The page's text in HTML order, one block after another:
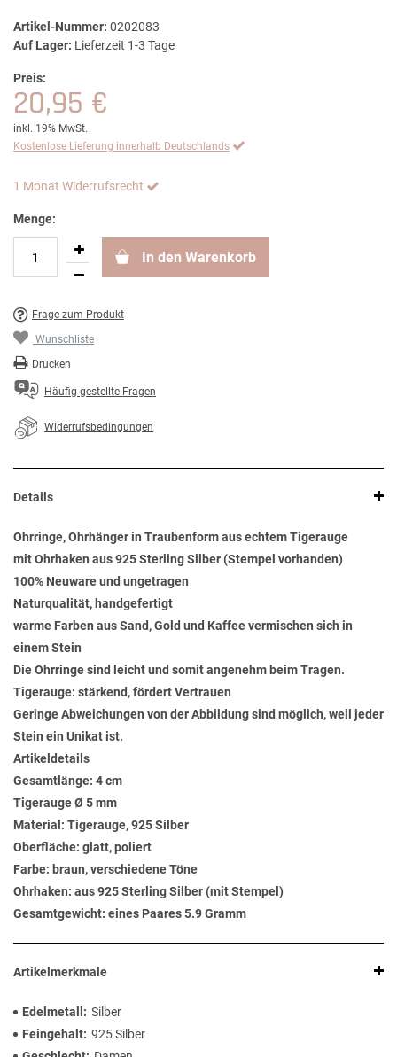
Artikel-Nummer: 0202083
Auf Lager: Lieferzeit 1-3 Tage
Preis:
20,95 €
inkl. 19% MwSt.
Kostenlose Lieferung innerhalb Deutschlands
1 Monat Widerrufsrecht
Menge:
In den Warenkorb
Frage zum Produkt
Wunschliste
Drucken
Häufig gestellte Fragen
Widerrufsbedingungen
Details
Ohrringe, Ohrhänger in Traubenform aus echtem Tigerauge
mit Ohrhaken aus 925 Sterling Silber (Stempel vorhanden)
100% Neuware und ungetragen
Naturqualität, handgefertigt
warme Farben aus Sand, Gold und Kaffee vermischen sich in
einem Stein
Die Ohrringe sind leicht und somit angenehm beim Tragen.
Tigerauge: stärkend, fördert Vertrauen
Geringe Abweichungen von der Abbildung sind möglich, weil jeder
Stein ein Unikat ist.
Artikeldetails
Gesamtlänge: 4 cm
Tigerauge Ø 5 mm
Material: Tigerauge, 925 Silber
Oberfläche: glatt, poliert
Farbe: braun, verschiedene Töne
Ohrhaken: aus 925 Sterling Silber (mit Stempel)
Gesamtgewicht: eines Paares 5.9 Gramm
Artikelmerkmale
Edelmetall
Silber
Feingehalt 925 Silber